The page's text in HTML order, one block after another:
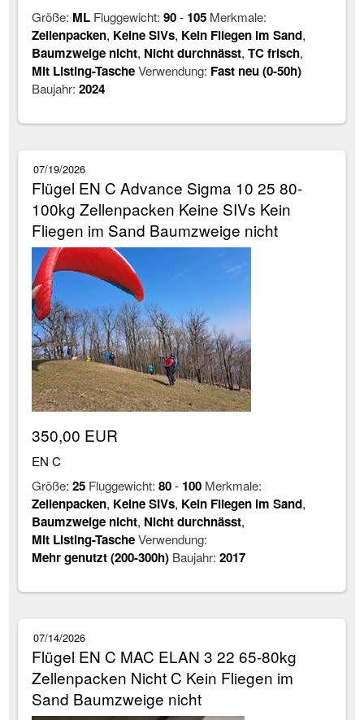
Größe: ML Fluggewicht:90- 105 Merkmale:
Zellenpacken, Keine SIVs, Kein Fliegen im Sand,
Baumzweige nicht, Nicht durchnässt,TC frisch,
Mit Listing-TascheVerwendung: Fast neu (0-50h)
Baujahr:2024
07/19/2026
Flügel EN C Advance Sigma 10 25 80-
100kg Zellenpacken Keine SIVs Kein
Fliegen im Sand Baumzweige nicht
350,00 EUR
EN C
Größe:25 Fluggewicht:80- 100 Merkmale:
Zellenpacken, Keine SIVs, Kein Fliegen im Sand,
Baumzweige nicht, Nicht durchnässt,
Mit Listing-TascheVerwendung:
Mehr genutzt (200-300h) Baujahr:2017
07/14/2026
Flügel EN C MAC ELAN 3 22 65-80kg
Zellenpacken Nicht C Kein Fliegen im
Sand Baumzweige nicht